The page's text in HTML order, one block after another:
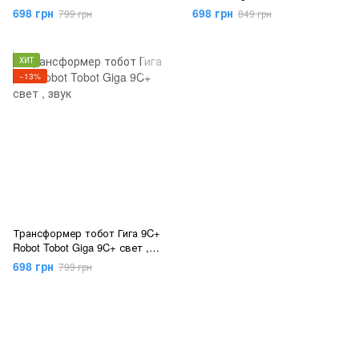
698 грн 799 грн 698 грн 849 грн
ХИТ
−13%
Трансформер тобот Гига 9C+
Robot Tobot Giga 9C+ свет ,
звук
698 грн 799 грн